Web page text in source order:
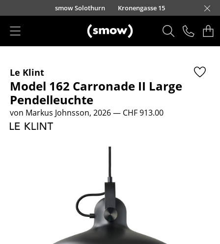
Direkt zum Inhaltsmow Solothurn Kronengasse 15
Sitzmöbel
Esszimmerstühle
Sofas
Le Klint
Model 162 Carronade II Large
Pendelleuchte
von Markus Johnsson, 2026— CHF 913.00